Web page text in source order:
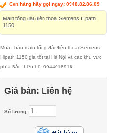
Còn hàng hãy gọi ngay: 0948.82.86.09
Main tổng đài điện thoại Siemens Hipath
1150
Mua - bán main tổng đài điện thoại Siemens
Hipath 1150 giá tốt tại Hà Nội và các khu vực
phía Bắc. Liên hệ: 0944018918
Giá bán: Liên hệ
Số lượng: